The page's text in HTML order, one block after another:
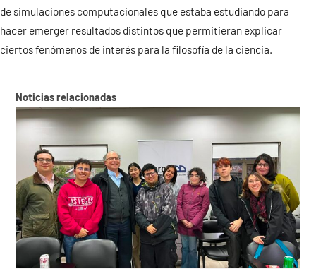
de simulaciones computacionales que estaba estudiando para
hacer emerger resultados distintos que permitieran explicar
ciertos fenómenos de interés para la filosofía de la ciencia.
Noticias relacionadas